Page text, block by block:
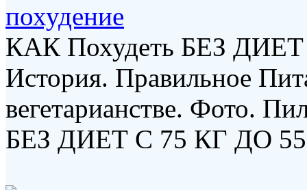
похудение
КАК Похудеть БЕЗ
История. Правильное
вегетарианстве. Фото.
БЕЗ ДИЕТ С 75 КГ ДО